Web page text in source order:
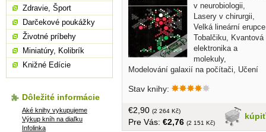
v neurobiologii,
Lasery v chirurgii,
Velká lineární erupce
Tobalčiku, Kvantová
elektronika a
molekuly,
Modelování galaxií na počítači, Učení
obal, tvrdá väzba, väčší formát, 264
Stav knihy:
kúpiť
€2,90 (2 264 Kč)
Pre Vás: €2,76 (2 151 Kč)
Zdravie, Šport
Darčekové poukážky
Životné príbehy
Miniatúry, Kolibrík
Knižné Edície
Dôležité informácie
Aké knihy vykupujeme
Výkup kníh na diaľku
Infolinka